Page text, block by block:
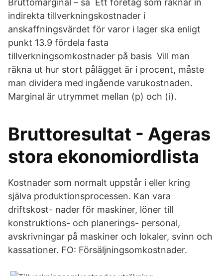
Bruttomarginal – så Ett företag som räknar in
indirekta tillverkningskostnader i
anskaffningsvärdet för varor i lager ska enligt
punkt 13.9 fördela fasta
tillverkningsomkostnader på basis​ Vill man
räkna ut hur stort pålägget är i procent, måste
man dividera med ingående varukostnaden.
Marginal är utrymmet mellan (p) och (i).
Bruttoresultat - Ageras
stora ekonomiordlista
Kostnader som normalt uppstår i eller kring
själva produktionsprocessen. Kan vara
driftskost- nader för maskiner, löner till
konstruktions- och planerings- personal,
avskrivningar på maskiner och lokaler, svinn och
kassationer. FO: Försäljningsomkostnader.